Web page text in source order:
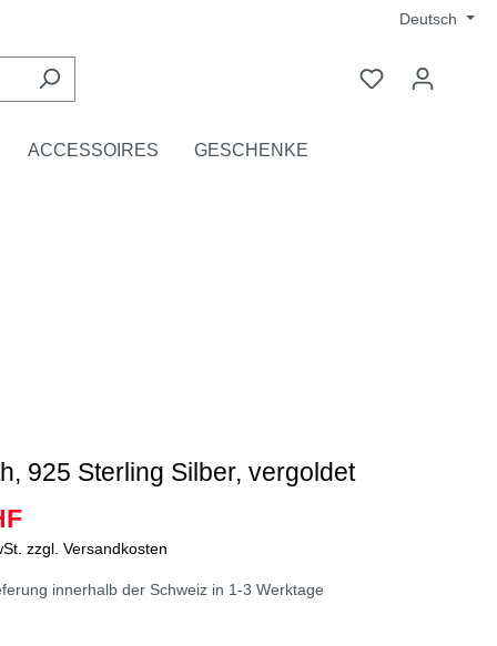
Deutsch
ACCESSOIRES GESCHENKE
925 Sterling Silber, vergoldet
zzgl. Versandkosten
innerhalb der Schweiz in 1-3 Werktage